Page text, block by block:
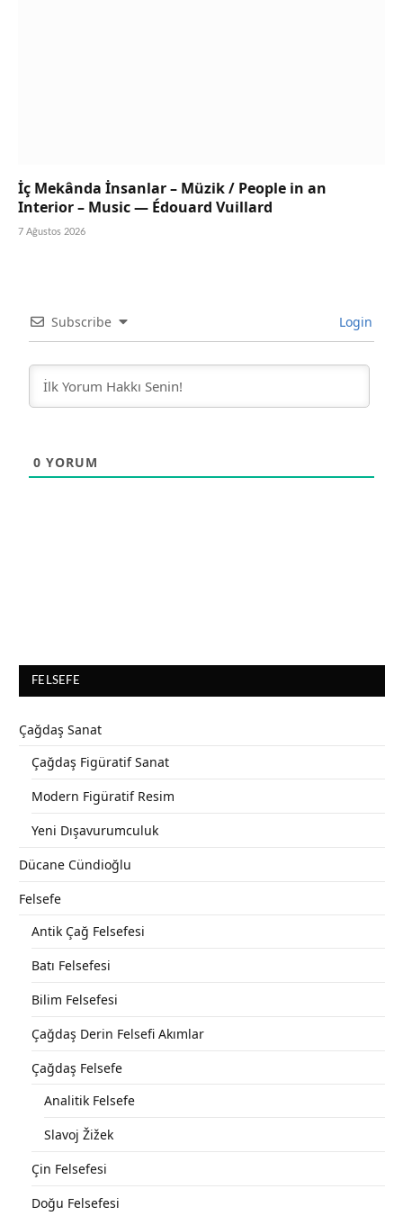
İç Mekânda İnsanlar – Müzik / People in an
Interior – Music — Édouard Vuillard
7 Ağustos 2026
Subscribe Login
0 YORUM
FELSEFE
Çağdaş Sanat
Çağdaş Figüratif Sanat
Modern Figüratif Resim
Yeni Dışavurumculuk
Dücane Cündioğlu
Felsefe
Antik Çağ Felsefesi
Batı Felsefesi
Bilim Felsefesi
Çağdaş Derin Felsefi Akımlar
Çağdaş Felsefe
Analitik Felsefe
Slavoj Žižek
Çin Felsefesi
Doğu Felsefesi